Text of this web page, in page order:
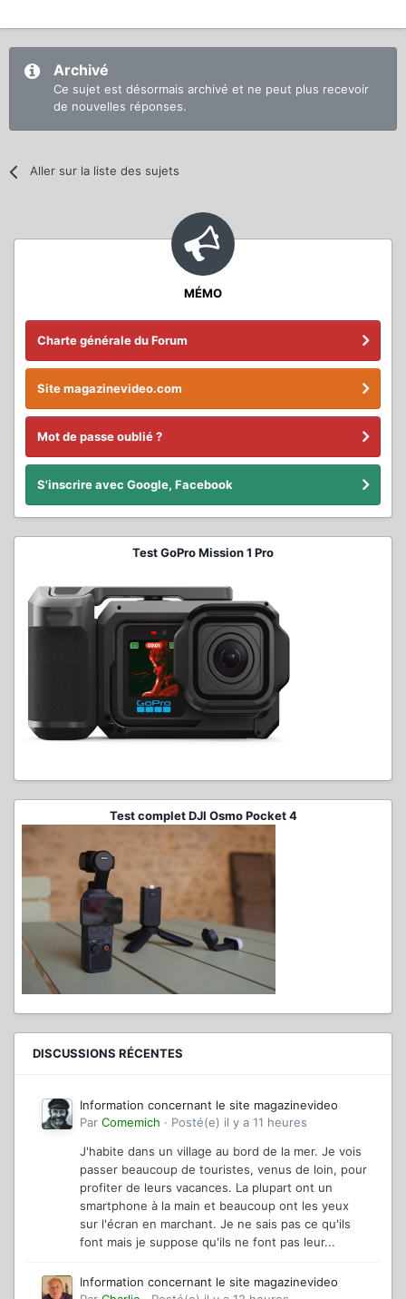
Archivé
Ce sujet est désormais archivé et ne peut plus recevoir
de nouvelles réponses.
Aller sur la liste des sujets
MÉMO
Charte générale du Forum
Site magazinevideo.com
Mot de passe oublié ?
S'inscrire avec Google, Facebook
Test GoPro Mission 1 Pro
Test complet DJI Osmo Pocket 4
DISCUSSIONS RÉCENTES
Information concernant le site magazinevideo
Par Comemich · Posté(e) il y a 11 heures
J'habite dans un village au bord de la mer. Je vois
passer beaucoup de touristes, venus de loin, pour
profiter de leurs vacances. La plupart ont un
smartphone à la main et beaucoup ont les yeux
sur l'écran en marchant. Je ne sais pas ce qu'ils
font mais je suppose qu'ils ne font pas leur...
Information concernant le site magazinevideo